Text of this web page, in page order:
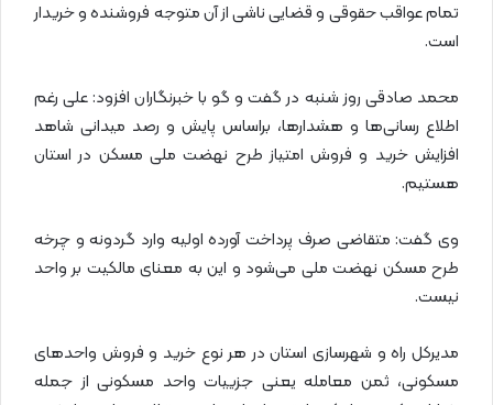
تمام عواقب حقوقی و قضایی ناشی از آن متوجه فروشنده و خریدار
است.
محمد صادقی روز شنبه در گفت و گو با خبرنگاران افزود: علی رغم
اطلاع رسانی‌ها و هشدارها، براساس پایش و رصد میدانی شاهد
افزایش خرید و فروش امتیاز طرح نهضت ملی مسکن در استان
هستیم.
وی گفت: متقاضی صرف پرداخت آورده اولیه وارد گردونه و چرخه
طرح مسکن نهضت ملی می‌شود و این به معنای مالکیت بر واحد
نیست.
مدیرکل راه و شهرسازی استان در هر نوع خرید و فروش واحد‌های
مسکونی، ثمن معامله یعنی جزییات واحد مسکونی از جمله